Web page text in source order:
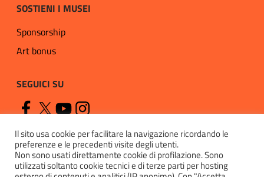
SOSTIENI I MUSEI
Sponsorship
Art bonus
SEGUICI SU
Il sito usa cookie per facilitare la navigazione ricordando le
preferenze e le precedenti visite degli utenti.
Non sono usati direttamente cookie di profilazione. Sono
utilizzati soltanto cookie tecnici e di terze parti per hosting